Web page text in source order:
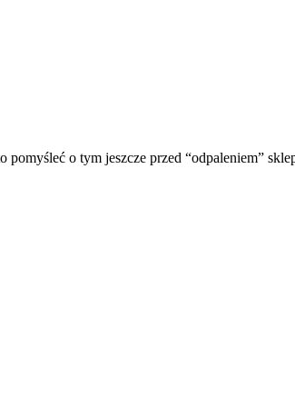
pomyśleć o tym jeszcze przed “odpaleniem”